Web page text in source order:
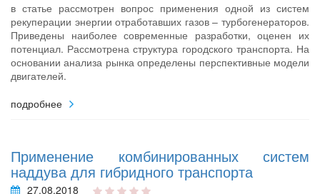
в статье рассмотрен вопрос применения одной из систем
рекуперации энергии отработавших газов – турбогенераторов.
Приведены наиболее современные разработки, оценен их
потенциал. Рассмотрена структура городского транспорта. На
основании анализа рынка определены перспективные модели
двигателей.
подробнее
Применение комбинированных систем
наддува для гибридного транспорта
27.08.2018